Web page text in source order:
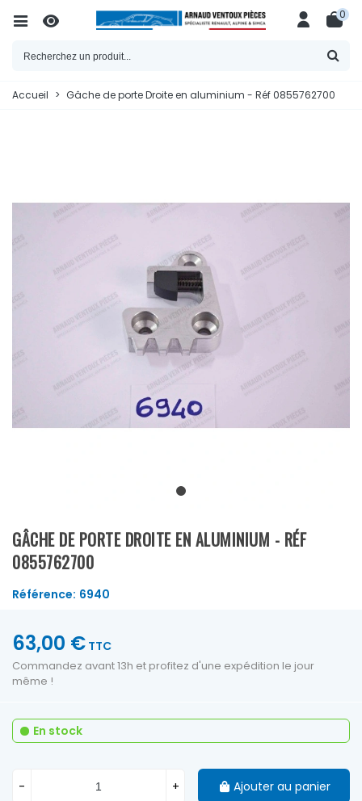
0
Accueil > Gâche de porte Droite en aluminium - Réf 0855762700
GÂCHE DE PORTE DROITE EN ALUMINIUM - RÉF
0855762700
Référence: 6940
63,00 € TTC
Commandez avant 13h et profitez d'une expédition le jour
même !
En stock
- + Ajouter au panier